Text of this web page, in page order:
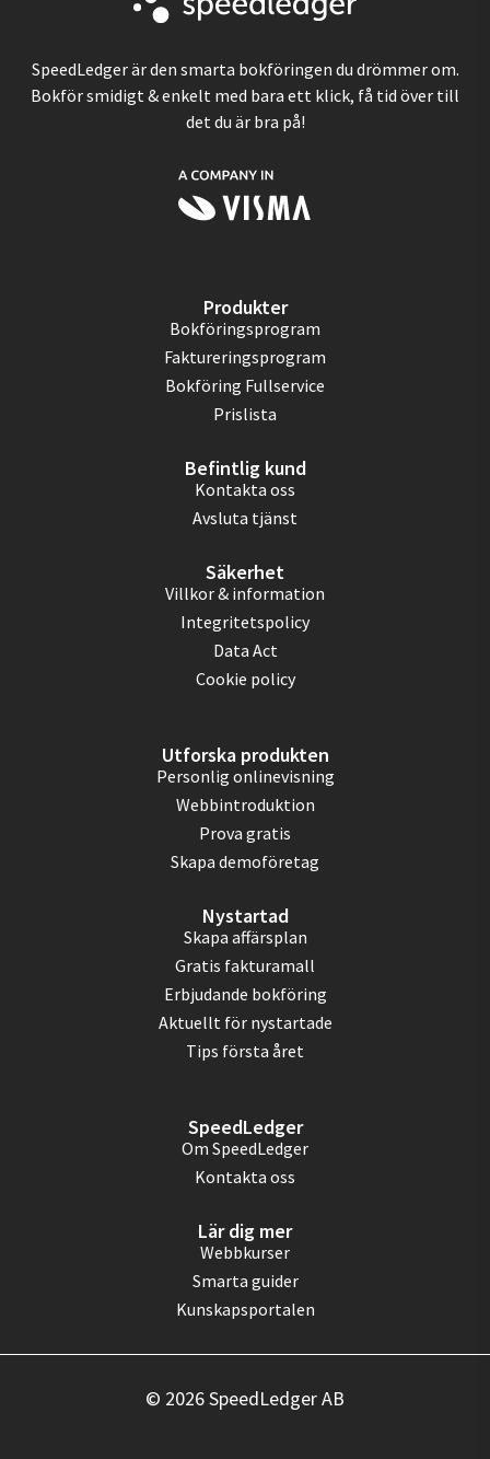
SpeedLedger är den smarta bokföringen du drömmer om.
Bokför smidigt & enkelt med bara ett klick, få tid över till
det du är bra på!
Produkter
Bokföringsprogram
Faktureringsprogram
Bokföring Fullservice
Prislista
Befintlig kund
Kontakta oss
Avsluta tjänst
Säkerhet
Villkor & information
Integritetspolicy
Data Act
Cookie policy
Utforska produkten
Personlig onlinevisning
Webbintroduktion
Prova gratis
Skapa demoföretag
Nystartad
Skapa affärsplan
Gratis fakturamall
Erbjudande bokföring
Aktuellt för nystartade
Tips första året
SpeedLedger
Om SpeedLedger
Kontakta oss
Lär dig mer
Webbkurser
Smarta guider
Kunskapsportalen
© 2026 SpeedLedger AB